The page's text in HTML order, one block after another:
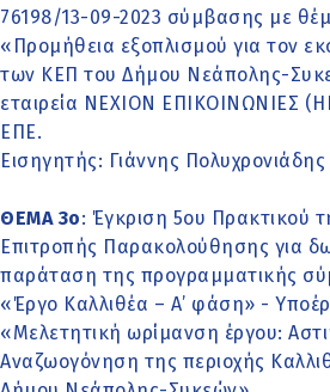
76198/13-09-2023 σύμβασης με
«Προμήθεια εξοπλισμού για τον
των ΚΕΠ του Δήμου Νεάπολης-
εταιρεία ΝΕΧΙΟΝ ΕΠΙΚΟΙΝΩΝΙΕΣ
ΕΠΕ.
Εισηγητής: Γιάννης Πολυχρονιάδης
ΘΕΜΑ 3o: Έγκριση 5ου Πρακτικού
Επιτροπής Παρακολούθησης για
παράταση της προγραμματικής
«Έργο Καλλιθέα – Α’ φάση» -
«Μελετητική ωρίμανση έργου:
Αναζωογόνηση της περιοχής